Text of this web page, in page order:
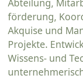
Abteilung,
förderung,
Akquise und
Projekte.
Wissens- und